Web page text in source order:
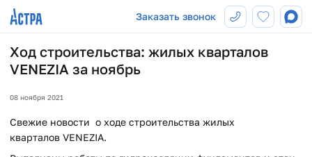
Заказать звонок
Ход строительства: жилых кварталов
VENEZIA за ноябрь
08 ноября 2021
Свежие новости о ходе строительства жилых
кварталов VENEZIA.